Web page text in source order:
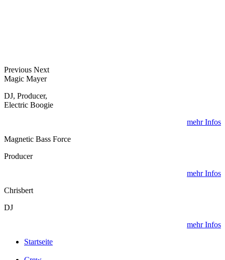
Previous Next
Magic Mayer
DJ, Producer,
Electric Boogie
mehr Infos
Magnetic Bass Force
Producer
mehr Infos
Chrisbert
DJ
mehr Infos
Startseite